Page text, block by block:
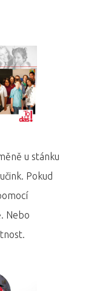
u stánku
Pokud
Nebo